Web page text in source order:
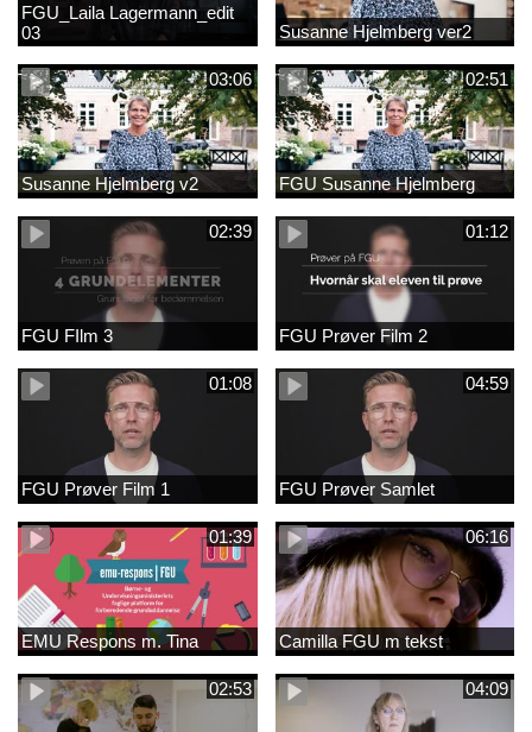
FGU_Laila Lagermann_edit
03
Susanne Hjelmberg ver2
03:06
Susanne Hjelmberg v2
02:51
FGU Susanne Hjelmberg
02:39
FGU FIlm 3
01:12
FGU Prøver Film 2
01:08
FGU Prøver Film 1
04:59
FGU Prøver Samlet
01:39
EMU Respons m. Tina
06:16
Camilla FGU m tekst
02:53 04:09